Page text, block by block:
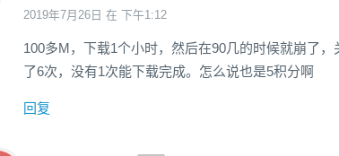
2019年7月26日 在 下午1:12
100多M，下载1个小时，然后在90几的时候就崩了
了6次，没有1次能下载完成。怎么说也是5积分啊
回复